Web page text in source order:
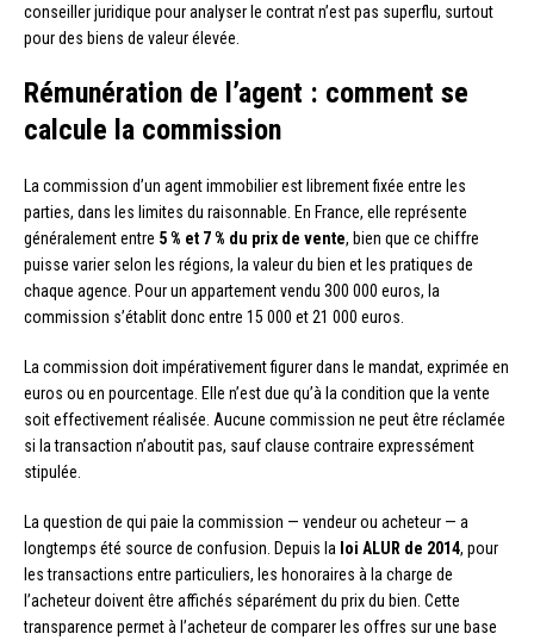
conseiller juridique pour analyser le contrat n’est pas superflu, surtout
pour des biens de valeur élevée.
Rémunération de l’agent : comment se
calcule la commission
La commission d’un agent immobilier est librement fixée entre les
parties, dans les limites du raisonnable. En France, elle représente
généralement entre 5 % et 7 % du prix de vente, bien que ce chiffre
puisse varier selon les régions, la valeur du bien et les pratiques de
chaque agence. Pour un appartement vendu 300 000 euros, la
commission s’établit donc entre 15 000 et 21 000 euros.
La commission doit impérativement figurer dans le mandat, exprimée en
euros ou en pourcentage. Elle n’est due qu’à la condition que la vente
soit effectivement réalisée. Aucune commission ne peut être réclamée
si la transaction n’aboutit pas, sauf clause contraire expressément
stipulée.
La question de qui paie la commission — vendeur ou acheteur — a
longtemps été source de confusion. Depuis la loi ALUR de 2014, pour
les transactions entre particuliers, les honoraires à la charge de
l’acheteur doivent être affichés séparément du prix du bien. Cette
transparence permet à l’acheteur de comparer les offres sur une base